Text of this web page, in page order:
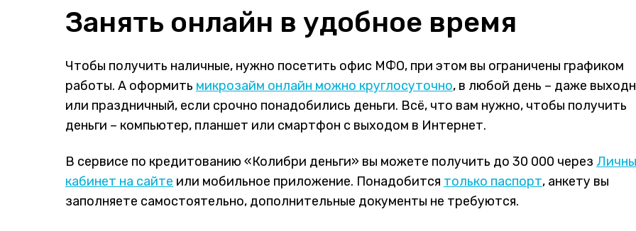
Занять онлайн в удобное время
Чтобы получить наличные, нужно посетить офис МФО, при этом вы ограничены графиком
работы. А оформить микрозайм онлайн можно круглосуточно, в любой день – даже
или праздничный, если срочно понадобились деньги. Всё, что вам нужно, чтобы получить
деньги – компьютер, планшет или смартфон с выходом в Интернет.
В сервисе по кредитованию «Колибри деньги» вы можете получить до 30 000 через
кабинет на сайте или мобильное приложение. Понадобится только паспорт, анкету вы
заполняете самостоятельно, дополнительные документы не требуются.